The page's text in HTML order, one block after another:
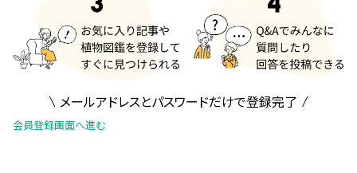
メールアドレスとパスワードだけで登録完了
会員登録画面へ進む